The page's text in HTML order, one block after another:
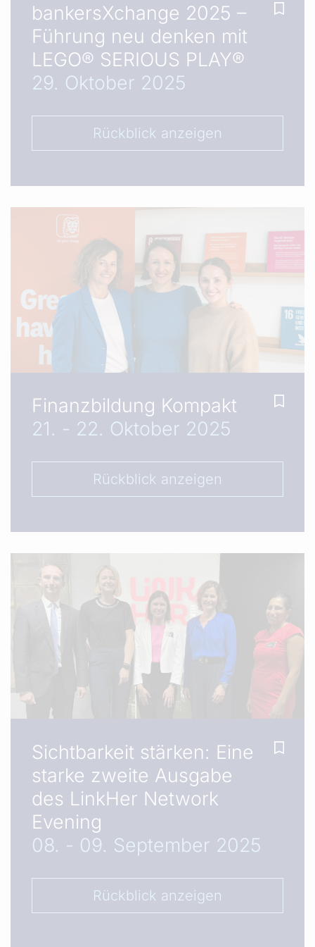
bankersXchange 2025 –
Führung neu denken mit
LEGO® SERIOUS PLAY®
29. Oktober 2025
Rückblick anzeigen
Finanzbildung Kompakt
21. - 22. Oktober 2025
Rückblick anzeigen
Sichtbarkeit stärken: Eine
starke zweite Ausgabe
des LinkHer Network
Evening
08. - 09. September 2025
Rückblick anzeigen